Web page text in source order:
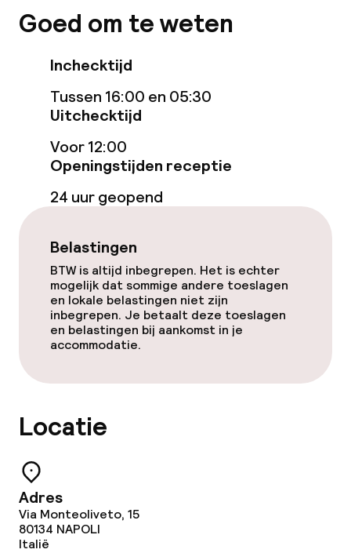
Ontbijtbuffet
Roomservice
Schoonmaakvoorzieningen
Wasservice
Zakelijke faciliteiten
Conferentieruimte
Vergaderruimte
Beleid
Overal rookvrij
Goed om te weten
Inchecktijd
Tussen 16:00 en 05:30
Uitchecktijd
Voor 12:00
Openingstijden receptie
24 uur geopend
Belastingen
BTW is altijd inbegrepen. Het is echter
mogelijk dat sommige andere toeslagen
en lokale belastingen niet zijn
inbegrepen. Je betaalt deze toeslagen
en belastingen bij aankomst in je
accommodatie.
Locatie
Adres
Via Monteoliveto, 15
80134 NAPOLI
Italië